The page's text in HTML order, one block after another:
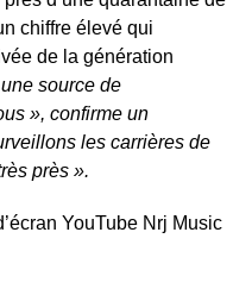
chiffre élevé qui
de la génération
source de
», confirme un
les carrières de
près ».
YouTube Nrj Music